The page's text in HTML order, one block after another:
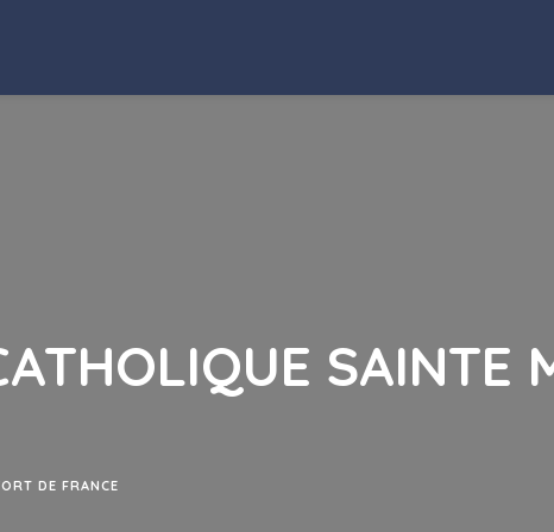
SAINTE
DE FRANCE